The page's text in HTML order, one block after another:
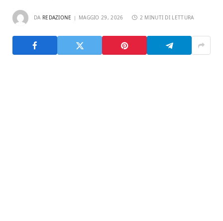
DA REDAZIONE MAGGIO 29, 2026 2 MINUTI DI LETTURA